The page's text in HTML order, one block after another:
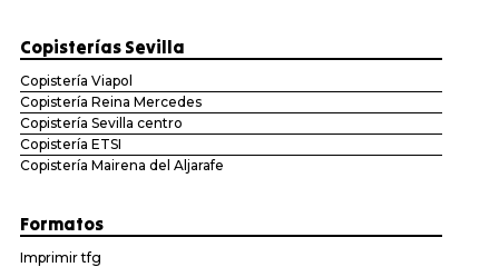
Copisterías Sevilla
Copistería Viapol
Copistería Reina Mercedes
Copistería Sevilla centro
Copistería ETSI
Copistería Mairena del Aljarafe
Formatos
Imprimir tfg